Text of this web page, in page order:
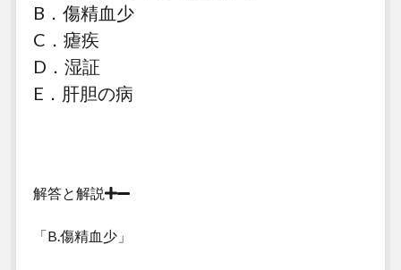
B．傷精血少
C．瘧疾
D．湿証
E．肝胆の病
解答と解説
「B.傷精血少」